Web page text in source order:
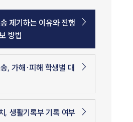
제기하는 이유와 진행
방법
, 가해·피해 학생별 대
, 생활기록부 기록 여부